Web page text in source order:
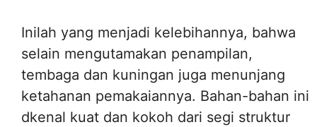
Inilah yang menjadi kelebihannya, bahwa
selain mengutamakan penampilan,
tembaga dan kuningan juga menunjang
ketahanan pemakaiannya. Bahan-bahan ini
dkenal kuat dan kokoh dari segi struktur